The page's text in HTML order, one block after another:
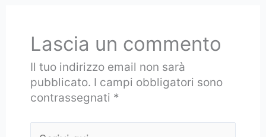
Lascia un commento
Il tuo indirizzo email non sarà
pubblicato. I campi obbligatori sono
contrassegnati *